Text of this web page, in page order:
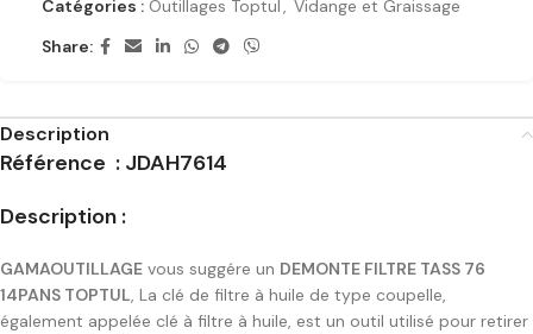
Catégories : Outillages Toptul, Vidange et Graissage
Share:
Description
Référence : JDAH7614
Description :
GAMAOUTILLAGE vous suggére un DEMONTE FILTRE TASS 76
14PANS TOPTUL, La clé de filtre à huile de type coupelle,
également appelée clé à filtre à huile, est un outil utilisé pour retirer